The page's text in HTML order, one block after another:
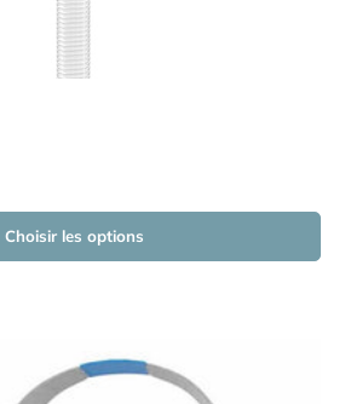
Choisir les options